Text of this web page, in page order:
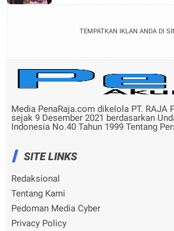
TEMPATKAN IKLAN ANDA DI
Media PenaRaja.com dikelola PT. RAJA
sejak 9 Desember 2021 berdasarkan
Indonesia No.40 Tahun 1999 Tentang
SITE LINKS
Redaksional
Tentang Kami
Pedoman Media Cyber
Privacy Policy